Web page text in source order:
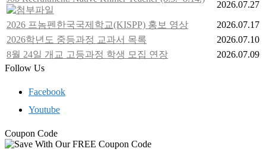
2026.07.27
2026 프놈펜한국국제학교(KISPP) 홍보 영상
2026.07.17
2026학년도 중등과정 교과서 목록
2026.07.10
8월 24일 개교 고등과정 학생 모집 연장
2026.07.09
Follow Us
Facebook
Youtube
Coupon Code